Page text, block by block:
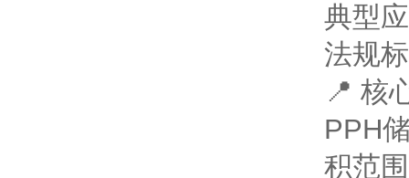
典型
法规
📍 核
PPH
积范